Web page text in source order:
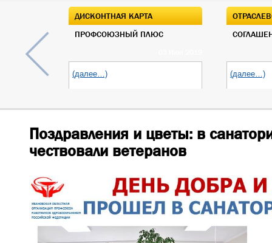
ДИСКОНТНАЯ КАРТА
ПРОФСОЮЗНЫЙ ПЛЮС
(далее…) (далее…)
Поздравления и цветы: в
чествовали ветеранов